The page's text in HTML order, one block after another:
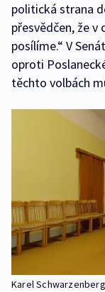
politická strana
přesvědčen, že v
posílíme.“ V
oproti
těchto volbách
Karel